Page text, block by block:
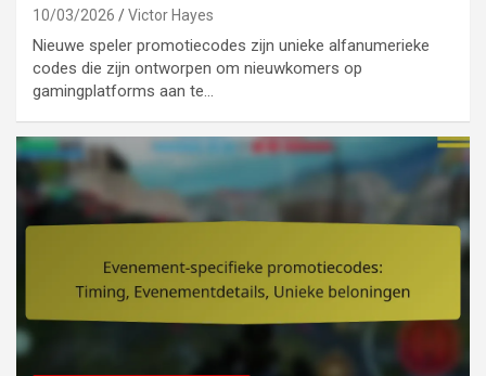
10/03/2026 Victor Hayes
Nieuwe speler promotiecodes zijn unieke alfanumerieke
codes die zijn ontworpen om nieuwkomers op
gamingplatforms aan te…